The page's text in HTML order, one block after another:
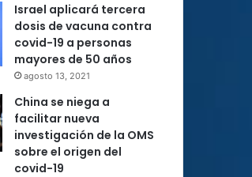
Israel aplicará tercera
dosis de vacuna contra
covid-19 a personas
mayores de 50 años
agosto 13, 2021
China se niega a
facilitar nueva
investigación de la OMS
sobre el origen del
covid-19